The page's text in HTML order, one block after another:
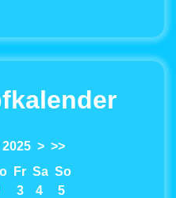
> >>
Fr Sa So
3 4
5